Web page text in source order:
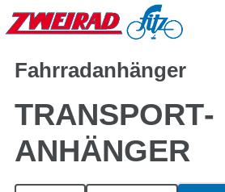
Fahrradanhänger
TRANSPORT­
ANHÄNGER